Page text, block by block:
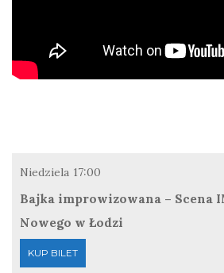
Bajka improwizowana – Scena
Nowego w Łodzi
Niedziela 17:00
KUP BILET